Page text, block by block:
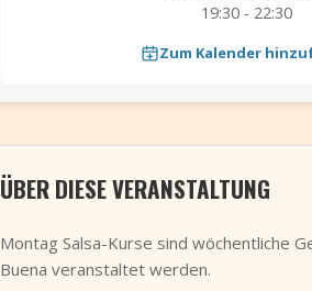
19:30 - 22:30
Zum Kalender
ÜBER DIESE VERANSTALTUNG
Montag Salsa-Kurse sind wöchentliche
Buena veranstaltet werden.